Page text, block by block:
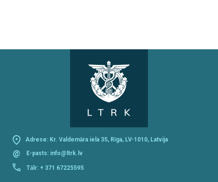
Adrese: Kr. Valdemāra iela 35, Rīga, LV-1010, Latvija
@ E-pasts: info@ltrk.lv
Tālr: + 371 67225595